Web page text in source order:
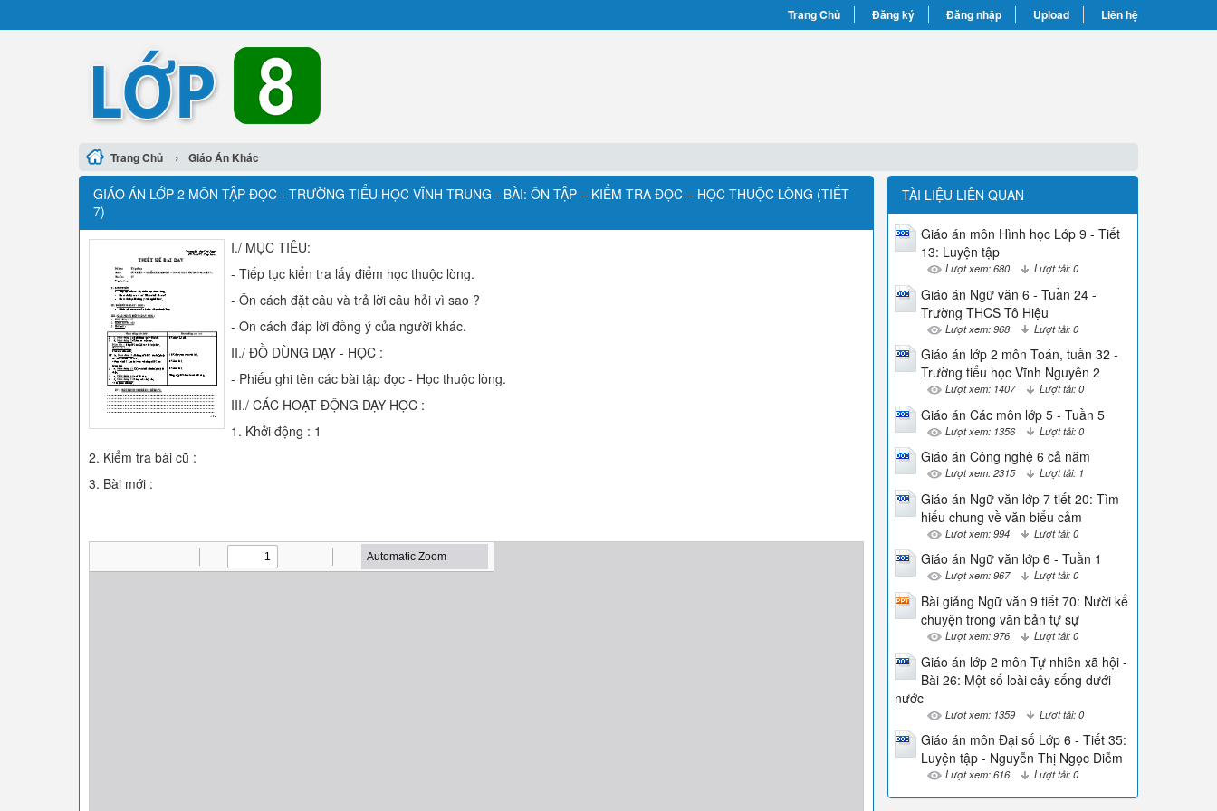
Trang Chủ Đăng ký Đăng nhập Upload Liên hệ
Trang Chủ › Giáo Án Khác
GIÁO ÁN LỚP 2 MÔN TẬP ĐỌC - TRƯỜNG TIỂU HỌC VĨNH TRUNG - BÀI: ÔN TẬP – KIỂM TRA ĐỌC – HỌC THUỘC LÒNG (TIẾT
7)
I./ MỤC TIÊU:
- Tiếp tục kiển tra lấy điểm học thuộc lòng.
- Ôn cách đặt câu và trả lời câu hỏi vì sao ?
- Ôn cách đáp lời đồng ý của người khác.
II./ ĐỒ DÙNG DẠY - HỌC :
- Phiếu ghi tên các bài tập đọc - Học thuộc lòng.
III./ CÁC HOẠT ĐỘNG DẠY HỌC :
1. Khởi động : 1
2. Kiểm tra bài cũ :
3. Bài mới :
TÀI LIỆU LIÊN QUAN
Giáo án môn Hình học Lớp 9 - Tiết
13: Luyện tập
Lượt xem: 680 Lượt tải: 0
Giáo án Ngữ văn 6 - Tuần 24 -
Trường THCS Tô Hiệu
Lượt xem: 968 Lượt tải: 0
Giáo án lớp 2 môn Toán, tuần 32 -
Trường tiểu học Vĩnh Nguyên 2
Lượt xem: 1407 Lượt tải: 0
Giáo án Các môn lớp 5 - Tuần 5
Lượt xem: 1356 Lượt tải: 0
Giáo án Công nghệ 6 cả năm
Lượt xem: 2315 Lượt tải: 1
Giáo án Ngữ văn lớp 7 tiết 20: Tìm
hiểu chung về văn biểu cảm
Lượt xem: 994 Lượt tải: 0
Giáo án Ngữ văn lớp 6 - Tuần 1
Lượt xem: 967 Lượt tải: 0
Bài giảng Ngữ văn 9 tiết 70: Nười kể
chuyện trong văn bản tự sự
Lượt xem: 976 Lượt tải: 0
Giáo án lớp 2 môn Tự nhiên xã hội -
Bài 26: Một số loài cây sống dưới
nước
Lượt xem: 1359 Lượt tải: 0
Giáo án môn Đại số Lớp 6 - Tiết 35:
Luyện tập - Nguyễn Thị Ngọc Diễm
Lượt xem: 616 Lượt tải: 0